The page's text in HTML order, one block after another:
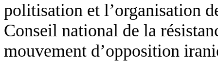
politisation et l’organisation
Conseil national de la
mouvement d’opposition